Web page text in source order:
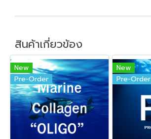
สินค้าเกี่ยวข้อง
New
Pre-Order
New
Pre-Order